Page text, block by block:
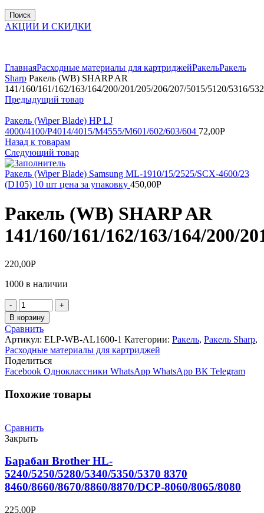
Поиск
АКЦИИ И СКИДКИ
ГлавнаяРасходные материалы для картриджейРакельРакель
Sharp Ракель (WB) SHARP AR
141/160/161/162/163/164/200/201/205/206/207/5015/5120/5316/
Предыдущий товар
Ракель (Wiper Blade) HP LJ
4000/4100/P4014/4015/M4555/M601/602/603/604 72,00Р
Назад к товарам
Следующий товар
Ракель (Wiper Blade) Samsung ML-1910/15/2525/SCX-4600/23
(D105) 10 шт цена за упаковку 450,00Р
Ракель (WB) SHARP AR
141/160/161/162/163/164/200/
220,00Р
1000 в наличии
Количество
товара
Ракель
(WB)
SHARP
AR
141/160/161/162/163/164/200/201/205/206/207/5015/5120/
В корзину
Сравнить
Артикул: ELP-WB-AL1600-1 Категории: Ракель, Ракель Sharp,
Расходные материалы для картриджей
Поделиться
Facebook Одноклассники WhatsApp WhatsApp ВК Telegram
Похожие товары
Сравнить
Закрыть
Барабан Brother HL-
5240/5250/5280/5340/5350/5370 8370
8460/8660/8670/8860/8870/DCP-8060/8065/8080
225,00Р